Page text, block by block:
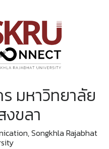
มหาวิทยาลัย
ขลา
Songkhla Rajabhat